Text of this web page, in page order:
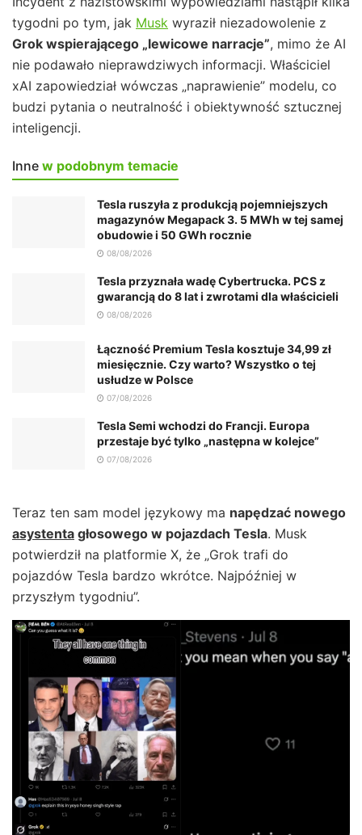
tygodni po tym, jak Musk wyraził niezadowolenie z
Grok wspierającego „lewicowe narracje”, mimo że AI
nie podawało nieprawdziwych informacji. Właściciel
xAI zapowiedział wówczas „naprawienie” modelu, co
budzi pytania o neutralność i obiektywność sztucznej
inteligencji.
Inne w podobnym temacie
Tesla ruszyła z produkcją pojemniejszych
magazynów Megapack 3. 5 MWh w tej samej
obudowie i 50 GWh rocznie
08/08/2026
Tesla przyznała wadę Cybertrucka. PCS z
gwarancją do 8 lat i zwrotami dla właścicieli
08/08/2026
Łączność Premium Tesla kosztuje 34,99 zł
miesięcznie. Czy warto? Wszystko o tej
usłudze w Polsce
07/08/2026
Tesla Semi wchodzi do Francji. Europa
przestaje być tylko „następna w kolejce”
07/08/2026
Teraz ten sam model językowy ma napędzać nowego
asystenta głosowego w pojazdach Tesla. Musk
potwierdził na platformie X, że „Grok trafi do
pojazdów Tesla bardzo wkrótce. Najpóźniej w
przyszłym tygodniu”.